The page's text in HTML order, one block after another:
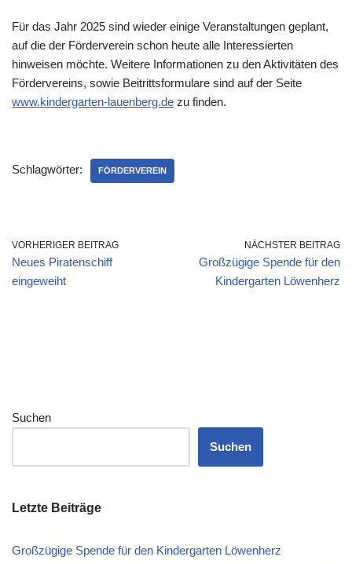
Für das Jahr 2025 sind wieder einige Veranstaltungen geplant,
auf die der Förderverein schon heute alle Interessierten
hinweisen möchte. Weitere Informationen zu den Aktivitäten des
Fördervereins, sowie Beitrittsformulare sind auf der Seite
www.kindergarten-lauenberg.de zu finden.
Schlagwörter: FÖRDERVEREIN
VORHERIGER BEITRAG
Neues Piratenschiff
eingeweiht
NÄCHSTER BEITRAG
Großzügige Spende für den
Kindergarten Löwenherz
Suchen
Suchen
Letzte Beiträge
Großzügige Spende für den Kindergarten Löwenherz